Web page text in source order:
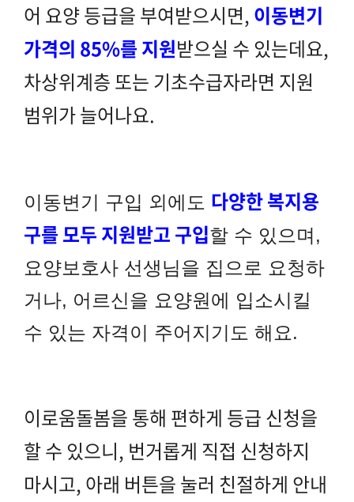
어 요양 등급을 부여받으시면,이동변기
가격의 85%를 지원받으실 수 있는데요,
차상위계층 또는 기초수급자라면 지원
범위가 늘어나요.
이동변기 구입 외에도 다양한 복지용
구를 모두 지원받고 구입할 수 있으며,
요양보호사 선생님을 집으로 요청하
거나, 어르신을 요양원에 입소시킬
수 있는 자격이 주어지기도 해요.
이로움돌봄을 통해 편하게 등급 신청을
할 수 있으니, 번거롭게 직접 신청하지
마시고, 아래 버튼을 눌러 친절하게 안내